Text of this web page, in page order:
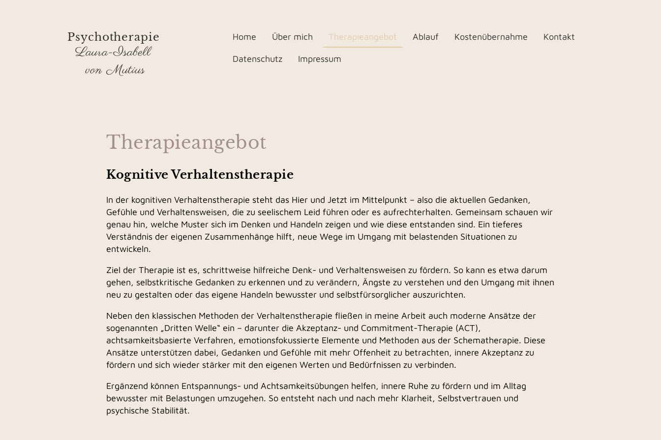
Psychotherapie
Laura-Isabell
von Mutius
Home Über mich Therapieangebot Ablauf Kostenübernahme Kontakt
Datenschutz Impressum
Therapieangebot
Kognitive Verhaltenstherapie
In der kognitiven Verhaltenstherapie steht das Hier und Jetzt im Mittelpunkt – also die aktuellen Gedanken,
Gefühle und Verhaltensweisen, die zu seelischem Leid führen oder es aufrechterhalten. Gemeinsam schauen wir
genau hin, welche Muster sich im Denken und Handeln zeigen und wie diese entstanden sind. Ein tieferes
Verständnis der eigenen Zusammenhänge hilft, neue Wege im Umgang mit belastenden Situationen zu
entwickeln.
Ziel der Therapie ist es, schrittweise hilfreiche Denk- und Verhaltensweisen zu fördern. So kann es etwa darum
gehen, selbstkritische Gedanken zu erkennen und zu verändern, Ängste zu verstehen und den Umgang mit ihnen
neu zu gestalten oder das eigene Handeln bewusster und selbstfürsorglicher auszurichten.
Neben den klassischen Methoden der Verhaltenstherapie fließen in meine Arbeit auch moderne Ansätze der
sogenannten „Dritten Welle“ ein – darunter die Akzeptanz- und Commitment-Therapie (ACT),
achtsamkeitsbasierte Verfahren, emotionsfokussierte Elemente und Methoden aus der Schematherapie. Diese
Ansätze unterstützen dabei, Gedanken und Gefühle mit mehr Offenheit zu betrachten, innere Akzeptanz zu
fördern und sich wieder stärker mit den eigenen Werten und Bedürfnissen zu verbinden.
Ergänzend können Entspannungs- und Achtsamkeitsübungen helfen, innere Ruhe zu fördern und im Alltag
bewusster mit Belastungen umzugehen. So entsteht nach und nach mehr Klarheit, Selbstvertrauen und
psychische Stabilität.